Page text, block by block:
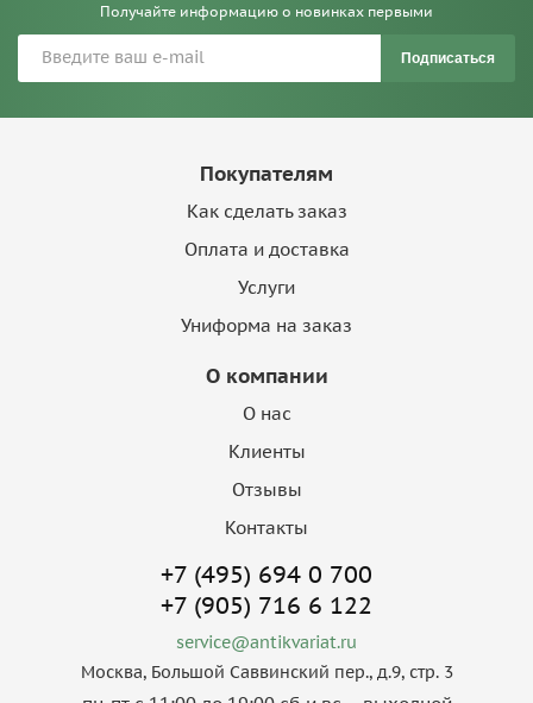
Получайте информацию о новинках первыми
Подписаться
Покупателям
Как сделать заказ
Оплата и доставка
Услуги
Униформа на заказ
О компании
О нас
Клиенты
Отзывы
Контакты
+7 (495) 694 0 700
+7 (905) 716 6 122
service@antikvariat.ru
Москва, Большой Саввинский пер., д.9, стр. 3